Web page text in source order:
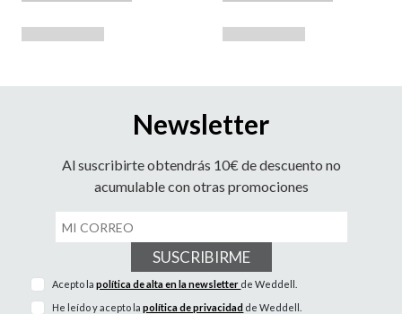
Newsletter
Al suscribirte obtendrás 10€ de descuento no
acumulable con otras promociones
SUSCRIBIRME
Acepto lapolítica de alta en la newsletter de Weddell.
He leído y acepto lapolítica de privacidad de Weddell.